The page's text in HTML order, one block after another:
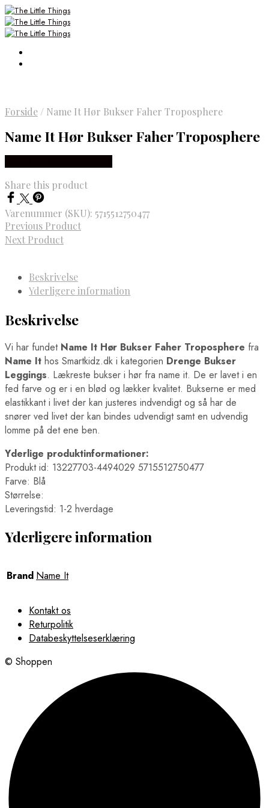
Forside / Name It Hør Bukser Faher Troposphere
Name It Hør Bukser Faher Troposphere
Share this product
Varenummer (SKU): 5715512750477
Previous Product
Next Product
Beskrivelse
Yderligere information
Beskrivelse
Vi har fundet Name It Hør Bukser Faher Troposphere fra
Name It hos Smartkidz.dk i kategorien Drenge Bukser
Leggings. Lækreste bukser i hør fra name it. De er lavet i en
fed farve og er i en blød og lækker kvalitet. Bukserne er med
elastikkant i livet der kan justeres indvendigt og så har de
snører ved livet der kan bindes udvendigt samt en udvendig
lomme på det ene ben.
Yderlige produktinformationer:
Produkt id: 13227703-4494029 5715512750477
Farve: Blå
Størrelse:
Leveringstid: 1-2 hverdage
Yderligere information
Brand Name It
Kontakt os
Returpolitik
Databeskyttelseserklæring
© Shoppen